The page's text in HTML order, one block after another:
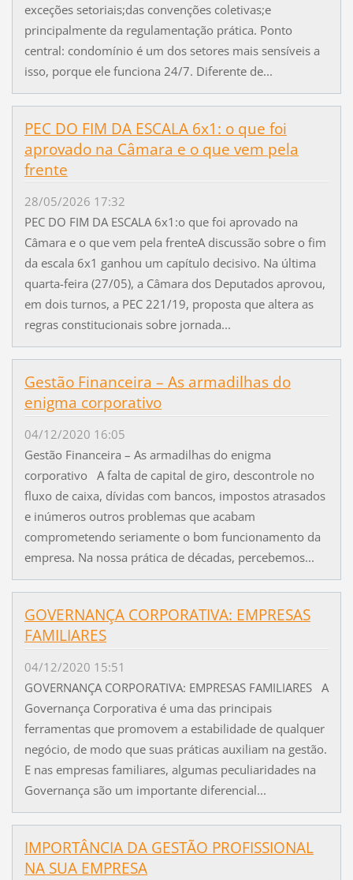
exceções setoriais;das convenções coletivas;e
principalmente da regulamentação prática. Ponto
central: condomínio é um dos setores mais sensíveis a
isso, porque ele funciona 24/7. Diferente de...
PEC DO FIM DA ESCALA 6x1: o que foi
aprovado na Câmara e o que vem pela
frente
28/05/2026 17:32
PEC DO FIM DA ESCALA 6x1:o que foi aprovado na
Câmara e o que vem pela frenteA discussão sobre o fim
da escala 6x1 ganhou um capítulo decisivo. Na última
quarta-feira (27/05), a Câmara dos Deputados aprovou,
em dois turnos, a PEC 221/19, proposta que altera as
regras constitucionais sobre jornada...
Gestão Financeira – As armadilhas do
enigma corporativo
04/12/2020 16:05
Gestão Financeira – As armadilhas do enigma
corporativo A falta de capital de giro, descontrole no
fluxo de caixa, dívidas com bancos, impostos atrasados
e inúmeros outros problemas que acabam
comprometendo seriamente o bom funcionamento da
empresa. Na nossa prática de décadas, percebemos...
GOVERNANÇA CORPORATIVA: EMPRESAS
FAMILIARES
04/12/2020 15:51
GOVERNANÇA CORPORATIVA: EMPRESAS FAMILIARES A
Governança Corporativa é uma das principais
ferramentas que promovem a estabilidade de qualquer
negócio, de modo que suas práticas auxiliam na gestão.
E nas empresas familiares, algumas peculiaridades na
Governança são um importante diferencial...
IMPORTÂNCIA DA GESTÃO PROFISSIONAL
NA SUA EMPRESA